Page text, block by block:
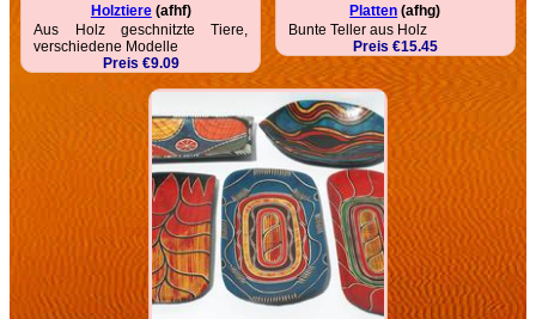
Holztiere(afhf)
Aus Holz geschnitzte Tiere,
verschiedene Modelle
Preis €9.09
Platten (afhg)
Bunte Teller aus Holz
Preis €15.45